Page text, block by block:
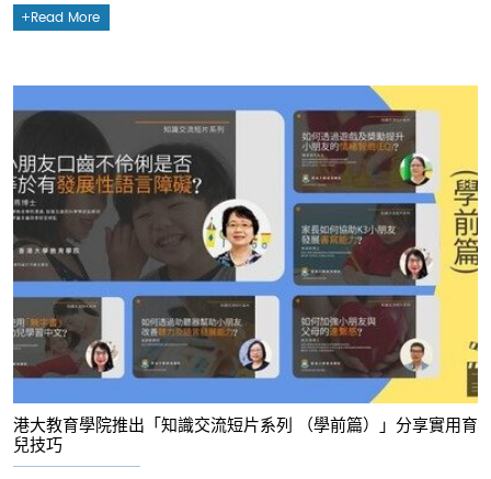
Read More
港大教育學院推出「知識交流短片系列 （學前篇）」分享實用育
兒技巧